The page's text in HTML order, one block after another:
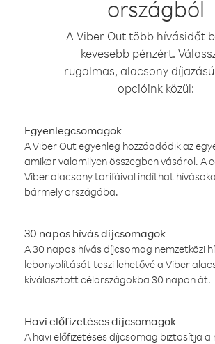
országból
A Viber Out több hívásidőt
kevesebb pénzért.
rugalmas, alacsony
opcióink közül:
Egyenlegcsomagok
A Viber Out egyenleg hozzáadódik az
amikor valamilyen összegben vásárol. A
Viber alacsony tarifáival indíthat
bármely országába.
30 napos hívás díjcsomagok
A 30 napos hívás díjcsomag nemzetközi
lebonyolítását teszi lehetővé a Viber
kiválasztott célországokba 30 napon át.
Havi előfizetéses díjcsomagok
A havi előfizetéses díjcsomag biztosítja a